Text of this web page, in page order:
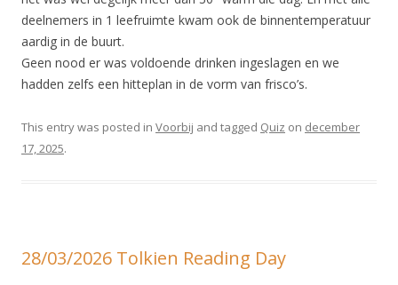
deelnemers in 1 leefruimte kwam ook de binnentemperatuur
aardig in de buurt.
Geen nood er was voldoende drinken ingeslagen en we
hadden zelfs een hitteplan in de vorm van frisco’s.
This entry was posted in Voorbij and tagged Quiz on december
17, 2025.
28/03/2026 Tolkien Reading Day